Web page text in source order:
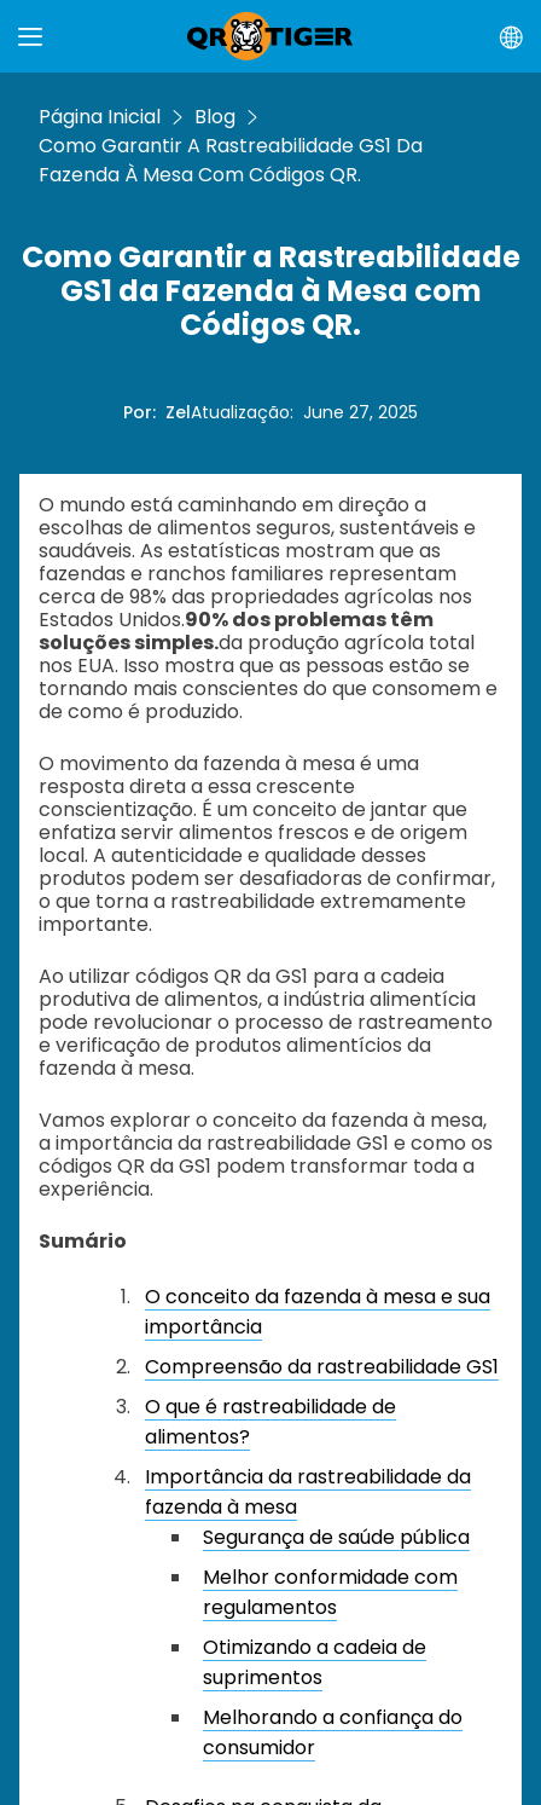
Página Inicial
Blog
Como Garantir A Rastreabilidade GS1 Da
Fazenda À Mesa Com Códigos QR.
Como Garantir a Rastreabilidade
GS1 da Fazenda à Mesa com
Códigos QR.
Por: ZelAtualização: June 27, 2025
O mundo está caminhando em direção a
escolhas de alimentos seguros, sustentáveis e
saudáveis. As estatísticas mostram que as
fazendas e ranchos familiares representam
cerca de 98% das propriedades agrícolas nos
Estados Unidos.90% dos problemas têm
soluções simples.da produção agrícola total
nos EUA. Isso mostra que as pessoas estão se
tornando mais conscientes do que consomem e
de como é produzido.
O movimento da fazenda à mesa é uma
resposta direta a essa crescente
conscientização. É um conceito de jantar que
enfatiza servir alimentos frescos e de origem
local. A autenticidade e qualidade desses
produtos podem ser desafiadoras de confirmar,
o que torna a rastreabilidade extremamente
importante.
Ao utilizar códigos QR da GS1 para a cadeia
produtiva de alimentos, a indústria alimentícia
pode revolucionar o processo de rastreamento
e verificação de produtos alimentícios da
fazenda à mesa.
Vamos explorar o conceito da fazenda à mesa,
a importância da rastreabilidade GS1 e como os
códigos QR da GS1 podem transformar toda a
experiência.
Sumário
O conceito da fazenda à mesa e sua
importância
Compreensão da rastreabilidade GS1
O que é rastreabilidade de
alimentos?
Importância da rastreabilidade da
fazenda à mesa
Segurança de saúde pública
Melhor conformidade com
regulamentos
Otimizando a cadeia de
suprimentos
Melhorando a confiança do
consumidor